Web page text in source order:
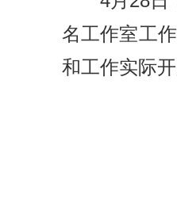
名工作室工
和工作实际开